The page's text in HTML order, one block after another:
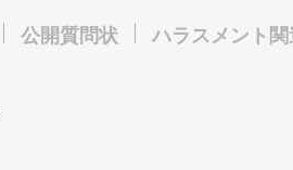
公開質問状 ハラスメント関